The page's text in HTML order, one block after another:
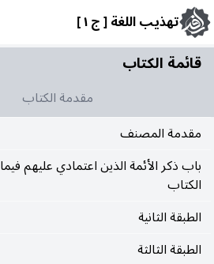
تهذيب اللغة [ ج ١ ]
قائمة الکتاب
مقدمة الكتاب
مقدمة المصنف
باب ذكر الأئمة الذين اعتمادي عليهم
الكتاب
الطبقة الثانية
الطبقة الثالثة
من الصَّفا العاسي
ويَدهَسْنَ الغَدَرْ